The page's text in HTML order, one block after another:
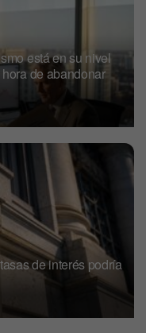
está en su nivel
de abandonar
de interés podría